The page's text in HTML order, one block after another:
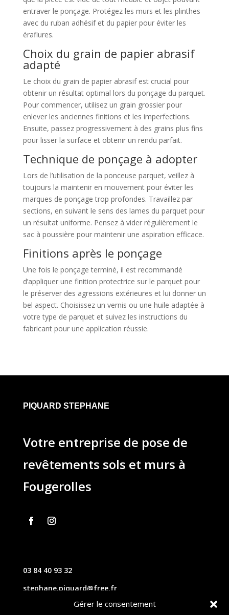
Gérer le consentement
entraver le ponçage. Protégez les murs et les plinthes
avec du ruban adhésif et du papier pour éviter les
éraflures.
Choix du grain de papier abrasif
adapté
Le choix du grain de papier abrasif est crucial pour
obtenir un résultat optimal lors du ponçage du parquet.
Pour commencer, utilisez un grain grossier pour
enlever les anciennes finitions et les imperfections.
Ensuite, passez progressivement à des grains plus fins
pour lisser la surface et obtenir un rendu parfait.
Technique de ponçage à adopter
Lors de l’utilisation de la ponceuse parquet, veillez à
toujours la maintenir en mouvement pour éviter les
marques de ponçage trop profondes. Travaillez par
sections, en suivant le sens des lames du parquet pour
un résultat uniforme. Pensez à vider régulièrement le
sac à poussière pour maintenir une aspiration efficace.
Finitions après le ponçage
Une fois le ponçage terminé, il est recommandé
d’appliquer une finition protectrice sur le parquet pour
le préserver des agressions extérieures et lui donner un
bel aspect. Choisissez un vernis ou une huile adaptée à
votre type de parquet et suivez les instructions du
fabricant pour une application réussie.
PIQUARD STEPHANE
Votre entreprise de pose de
revêtements sols et murs à
Fougerolles
03 84 40 93 32
stephane.piquard@free.fr
61 les chavannes – 70220 FOUGEROLLES